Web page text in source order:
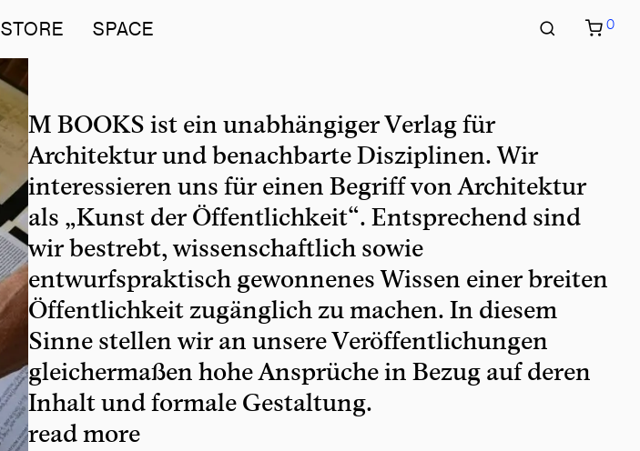
STORE SPACE 0
M BOOKS ist ein unabhängiger Verlag für
Architektur und benachbarte Disziplinen. Wir
interessieren uns für einen Begriff von Architektur
als „Kunst der Öffentlichkeit“. Entsprechend sind
wir bestrebt, wissenschaftlich sowie
entwurfspraktisch gewonnenes Wissen einer breiten
Öffentlichkeit zugänglich zu machen. In diesem
Sinne stellen wir an unsere Veröffentlichungen
gleichermaßen hohe Ansprüche in Bezug auf deren
Inhalt und formale Gestaltung.
read more